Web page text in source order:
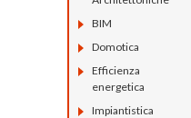
BIM
Domotica
Efficienza
energetica
Impiantistica